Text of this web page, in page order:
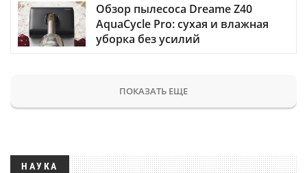
Обзор пылесоса Dreame Z40
AquaCycle Pro: сухая и влажная
уборка без усилий
ПОКАЗАТЬ ЕЩЕ
НАУКА